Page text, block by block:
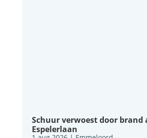
Schuur verwoest door brand
Espelerlaan